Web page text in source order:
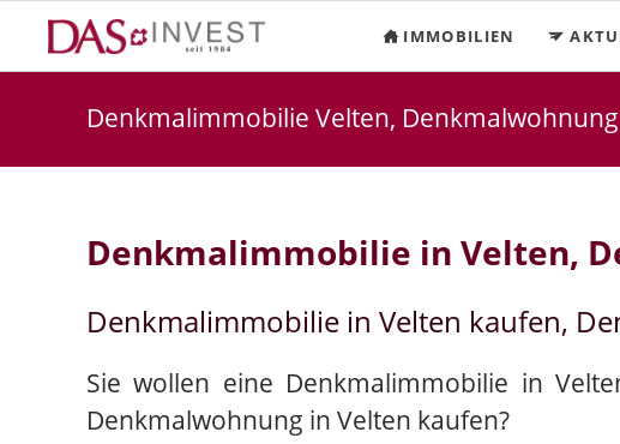
IMMOBILIEN
Denkmalimmobilie Velten,
Denkmalimmobilie in Velten,
Denkmalimmobilie in Velten kaufen,
Sie wollen eine Denkmalimmobilie in
Denkmalwohnung in Velten kaufen?